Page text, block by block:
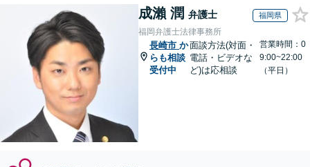
成瀨 潤 弁護士 福岡県
福岡弁護士法律事務所
長崎市 か
らも相談
受付中
面談方法(対面・
電話・ビデオな
ど)は応相談
営業時間：0
9:00~22:00
（平日）